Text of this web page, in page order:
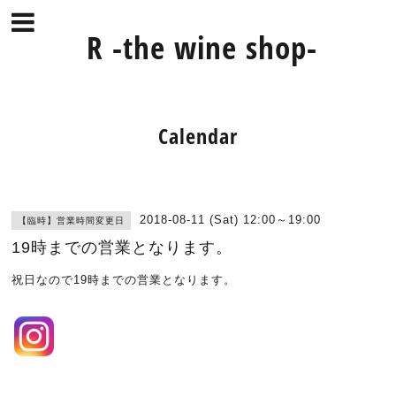
R -the wine shop-
Calendar
【臨時】営業時間変更日 2018-08-11 (Sat) 12:00～19:00
19時までの営業となります。
祝日なので19時までの営業となります。